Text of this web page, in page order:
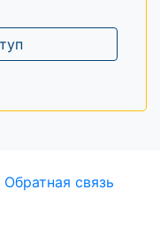
Обратная связь